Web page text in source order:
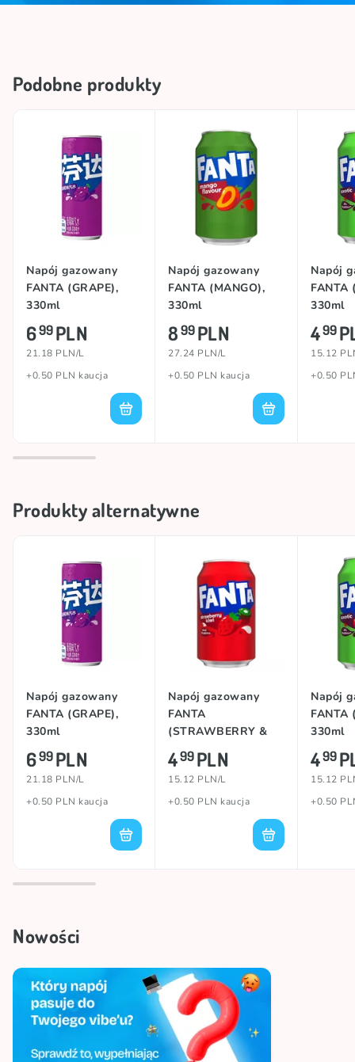
Podobne produkty
Napój gazowany
FANTA (GRAPE),
330ml
699PLN
21.18 PLN/L
+0.50 PLN kaucja
Napój gazowany
FANTA (MANGO),
330ml
899PLN
27.24 PLN/L
+0.50 PLN kaucja
Napój
FANTA
330ml
499
15.12
+0.50
Produkty alternatywne
Napój gazowany
FANTA (GRAPE),
330ml
699PLN
21.18 PLN/L
+0.50 PLN kaucja
Napój gazowany
FANTA
(STRAWBERRY &
KIWI), 330ml
499PLN
15.12 PLN/L
+0.50 PLN kaucja
Napój
FANTA
330ml
499
15.12
+0.50
Nowości